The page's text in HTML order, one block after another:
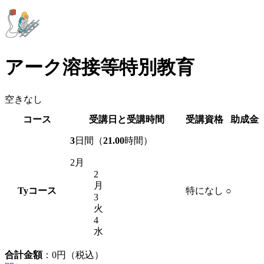
アーク溶接等特別教育
空きなし
コース
受講日と受講時間 受講資格 助成金
Tyコース
3日間（21.00時間）
2月
2
月
3
火
4
水
特になし ○
合計金額： 0円（税込）